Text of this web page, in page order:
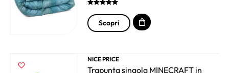
Scopri
NICE PRICE
Trapunta singola MINECRAFT in